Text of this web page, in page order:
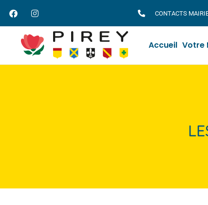
CONTACTS
Accueil Votre